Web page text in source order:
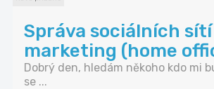
Správa sociálních
marketing (home
Dobrý den, hledám někoho kdo mi
se ...